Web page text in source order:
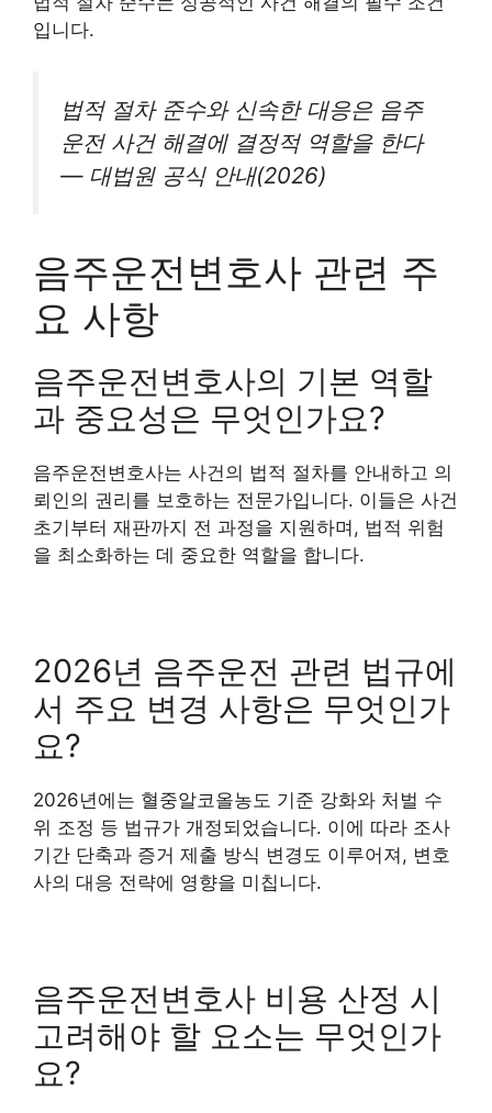
입니다.
법적 절차 준수와 신속한 대응은 음주
운전 사건 해결에 결정적 역할을 한다
— 대법원 공식 안내(2026)
음주운전변호사 관련 주
요 사항
음주운전변호사의 기본 역할
과 중요성은 무엇인가요?
음주운전변호사는 사건의 법적 절차를 안내하고 의
뢰인의 권리를 보호하는 전문가입니다. 이들은 사건
초기부터 재판까지 전 과정을 지원하며, 법적 위험
을 최소화하는 데 중요한 역할을 합니다.
2026년 음주운전 관련 법규에
서 주요 변경 사항은 무엇인가
요?
2026년에는 혈중알코올농도 기준 강화와 처벌 수
위 조정 등 법규가 개정되었습니다. 이에 따라 조사
기간 단축과 증거 제출 방식 변경도 이루어져, 변호
사의 대응 전략에 영향을 미칩니다.
음주운전변호사 비용 산정 시
고려해야 할 요소는 무엇인가
요?